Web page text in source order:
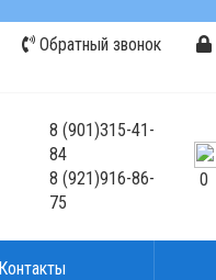
Обратный звонок
8(901)315-41-
84
8(921)916-86-
75
0
Контакты